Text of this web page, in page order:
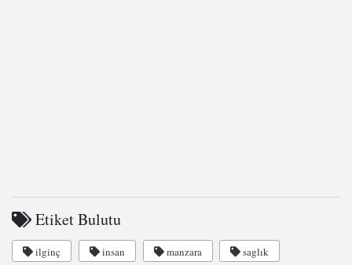
Etiket Bulutu
ilginç insan manzara saglık